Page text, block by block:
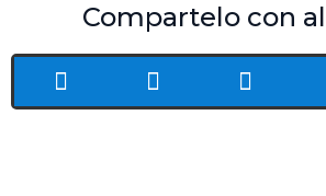
Compartelo con